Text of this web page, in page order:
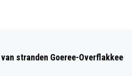
VERDER ALS TOF EN
stranden Goeree-Overflakkee